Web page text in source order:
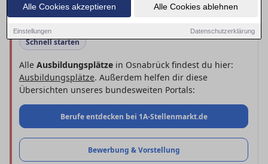
Alle Cookies akzeptieren Alle Cookies ablehnen
Einstellungen Datenschutzerklärung
in deiner Nähe (lokales Modul weiter unten).
Schnell starten
Alle Ausbildungsplätze in Osnabrück findest du hier:
Ausbildungsplätze. Außerdem helfen dir diese
Übersichten unseres bundesweiten Portals:
Berufe entdecken bei 1A-Stellenmarkt.de
Bewerbung & Vorstellung